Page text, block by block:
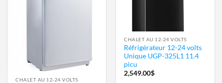
CHALET AU 12-24 VOLTS
CHALET AU 12-24 VOLTS
Réfrigérateur 12-24 volts
Unique UGP-325L1 11.4
picu
2,549.00$